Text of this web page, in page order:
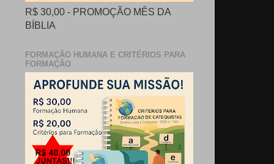
R$ 30,00 - PROMOÇÃO MÊS DA
BÍBLIA
FORMAÇÃO HUMANA E CRITÉRIOS PARA
FORMAÇÃO